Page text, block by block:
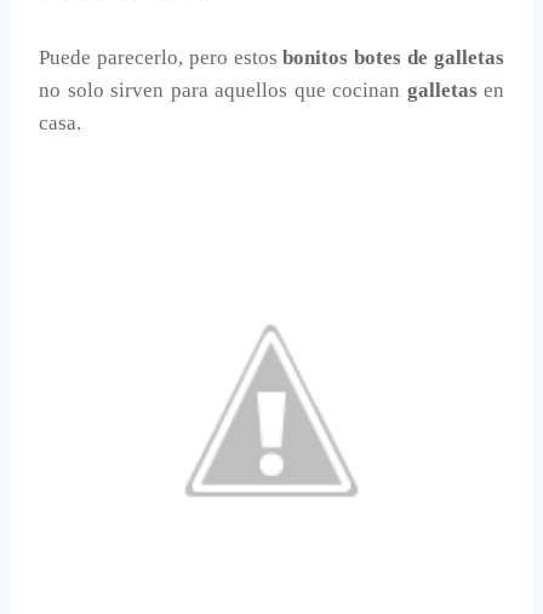
Puede parecerlo, pero estosbonitos botes de galletas
no solo sirven para aquellos que cocinan galletas en
casa.